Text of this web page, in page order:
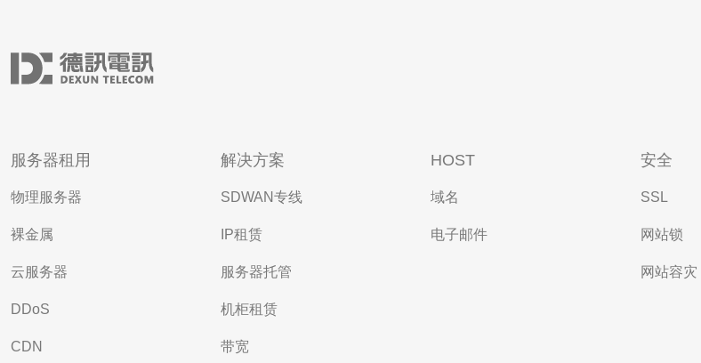
服务器租用
物理服务器
裸金属
云服务器
DDoS
CDN
解决方案
SDWAN专线
IP租赁
服务器托管
机柜租赁
带宽
HOST
域名
电子邮件
安全
SSL
网站锁
网站容灾